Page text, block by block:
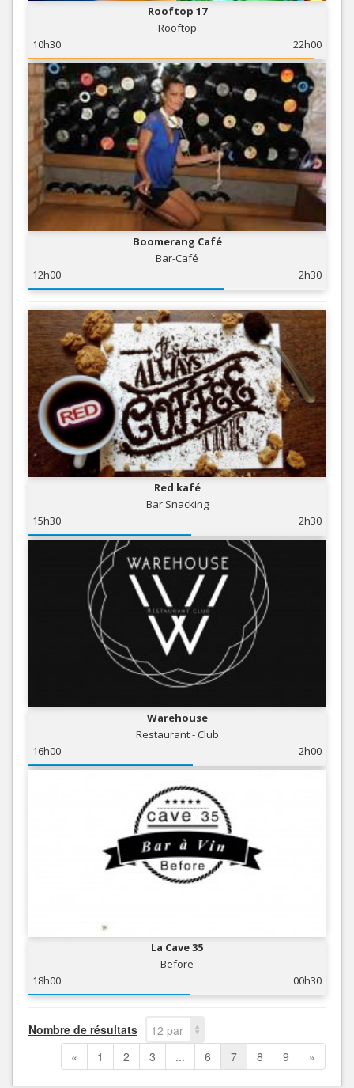
Rooftop 17
Rooftop
10h30
22h00
Boomerang Café
Bar-Café
12h00
2h30
Red kafé
Bar Snacking
15h30
2h30
Warehouse
Restaurant - Club
16h00
2h00
La Cave 35
Before
18h00
00h30
Nombre de résultats
12 par
page
« 1 2 3 ... 6 7 8 9 »